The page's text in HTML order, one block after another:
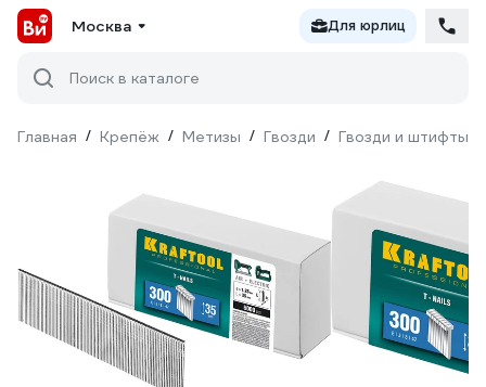
Москва Для юрлиц
Поиск в каталоге
Главная / Крепёж / Метизы / Гвозди / Гвозди и штифты